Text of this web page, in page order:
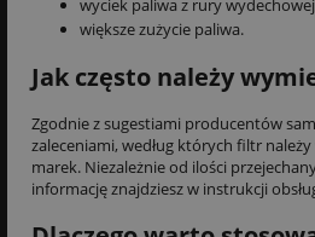
wyciek paliwa z rury
większe zużycie paliwa.
Jak często należy
Zgodnie z sugestiami producentów
zaleceniami, według których filtr
marek. Niezależnie od ilości
informację znajdziesz w instrukcji